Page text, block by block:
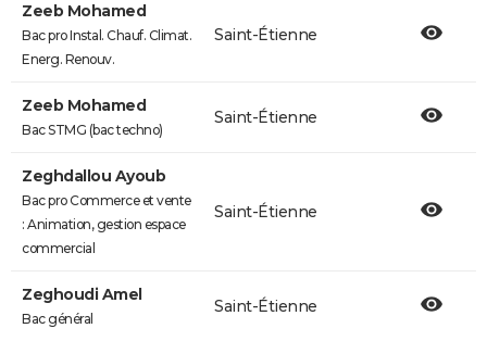
Zeeb Mohamed
Bac pro Instal. Chauf. Climat.
Energ. Renouv.
Saint-Étienne
Zeeb Mohamed
Bac STMG (bac techno)
Saint-Étienne
Zeghdallou Ayoub
Bac pro Commerce et vente
: Animation, gestion espace
commercial
Saint-Étienne
Zeghoudi Amel
Bac général
Saint-Étienne